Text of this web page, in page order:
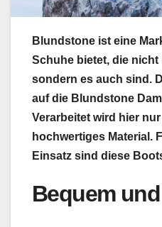
Blundstone ist eine
Schuhe bietet, die
sondern es auch sind.
auf die Blundstone
Verarbeitet wird hier
hochwertiges Material.
Einsatz sind diese
Bequem